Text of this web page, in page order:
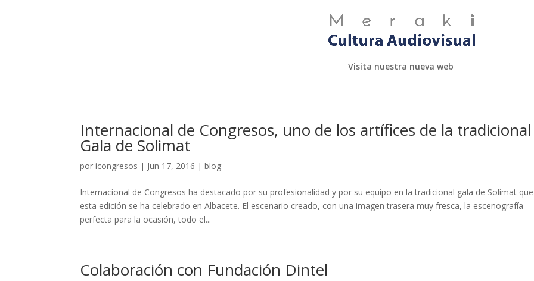
Visita nuestra nueva web
Internacional de Congresos, uno de los artífices de la tradicional
Gala de Solimat
poricongresos | Jun 17, 2016 |blog
Internacional de Congresos ha destacado por su profesionalidad y por su equipo en la tradicional gala de Solimat
esta edición se ha celebrado en Albacete. El escenario creado, con una imagen trasera muy fresca, la escenografía
perfecta para la ocasión, todo el...
Colaboración con Fundación Dintel